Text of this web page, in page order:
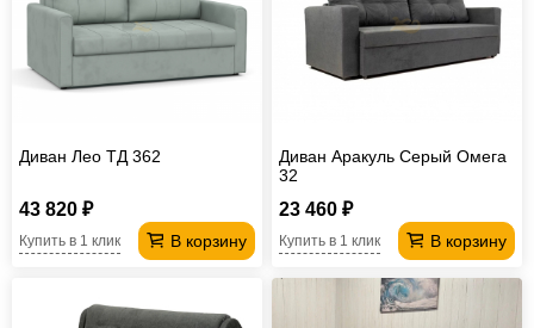
Диван Лео ТД 362
43 820 ₽
В корзину
Купить в 1 клик
Диван Аракуль Серый Омега
32
23 460 ₽
В корзину
Купить в 1 клик